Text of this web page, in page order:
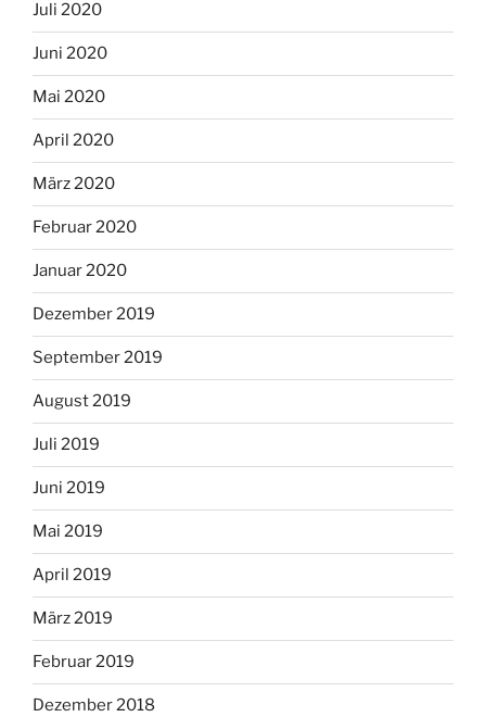
Juli 2020
Juni 2020
Mai 2020
April 2020
März 2020
Februar 2020
Januar 2020
Dezember 2019
September 2019
August 2019
Juli 2019
Juni 2019
Mai 2019
April 2019
März 2019
Februar 2019
Dezember 2018